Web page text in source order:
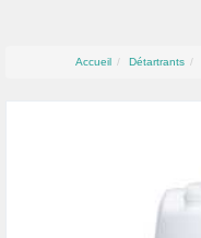
Accueil Détartrants